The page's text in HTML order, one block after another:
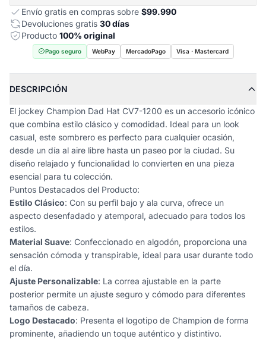
Envío gratis en compras sobre $99.990
Devoluciones gratis 30 días
Producto 100% original
Pago seguro WebPay MercadoPago Visa · Mastercard
DESCRIPCIÓN
El jockey Champion Dad Hat CV7-1200 es un accesorio icónico
que combina estilo clásico y comodidad. Ideal para un look
casual, este sombrero es perfecto para cualquier ocasión,
desde un día al aire libre hasta un paseo por la ciudad. Su
diseño relajado y funcionalidad lo convierten en una pieza
esencial para tu colección.
Puntos Destacados del Producto:
Estilo Clásico: Con su perfil bajo y ala curva, ofrece un
aspecto desenfadado y atemporal, adecuado para todos los
estilos.
Material Suave: Confeccionado en algodón, proporciona una
sensación cómoda y transpirable, ideal para usar durante todo
el día.
Ajuste Personalizable: La correa ajustable en la parte
posterior permite un ajuste seguro y cómodo para diferentes
tamaños de cabeza.
Logo Destacado: Presenta el logotipo de Champion de forma
prominente, añadiendo un toque auténtico y distintivo.